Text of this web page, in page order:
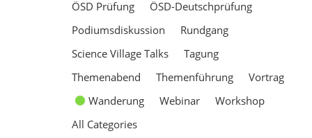
ÖSD Prüfung
ÖSD-Deutschprüfung
Podiumsdiskussion
Rundgang
Science Village Talks
Tagung
Themenabend
Themenführung
Vortrag
Wanderung
Webinar
Workshop
All Categories